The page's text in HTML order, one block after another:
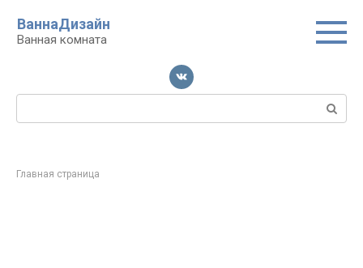
контенту
ВаннаДизайн
Ванная комната
Поиск:
Главная страница